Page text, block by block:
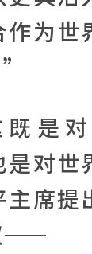
作为世
既是
是对世
主席提
——